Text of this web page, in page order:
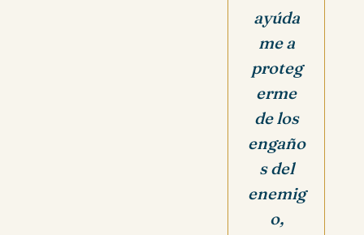
ayúda
me a
proteg
erme
de los
engaño
s del
enemig
o,